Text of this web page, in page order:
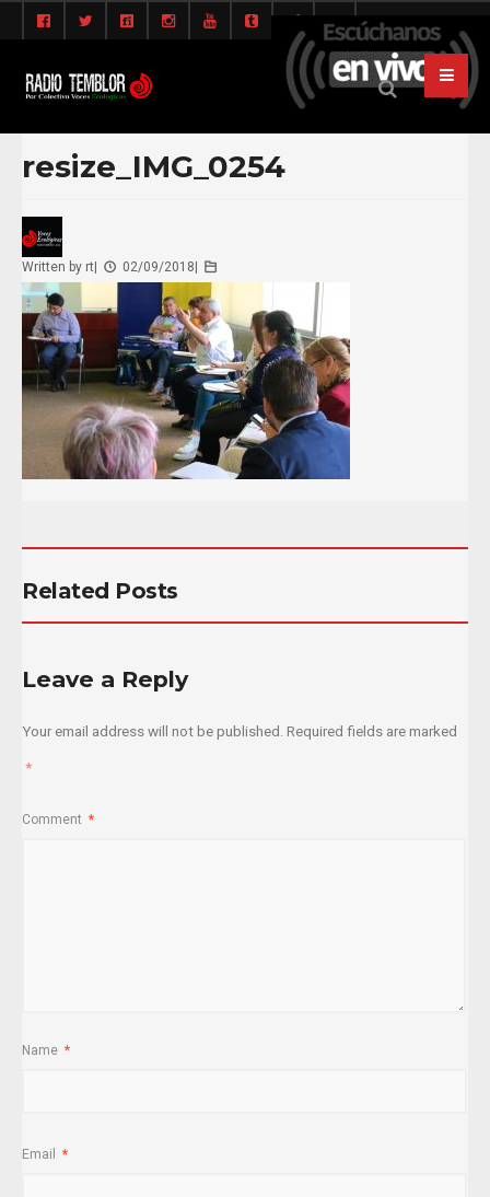
resize_IMG_0254
Written by rt 02/09/2018
Related Posts
Leave a Reply
Your email address will not be published. Required fields are marked
*
Comment *
Name *
Email *